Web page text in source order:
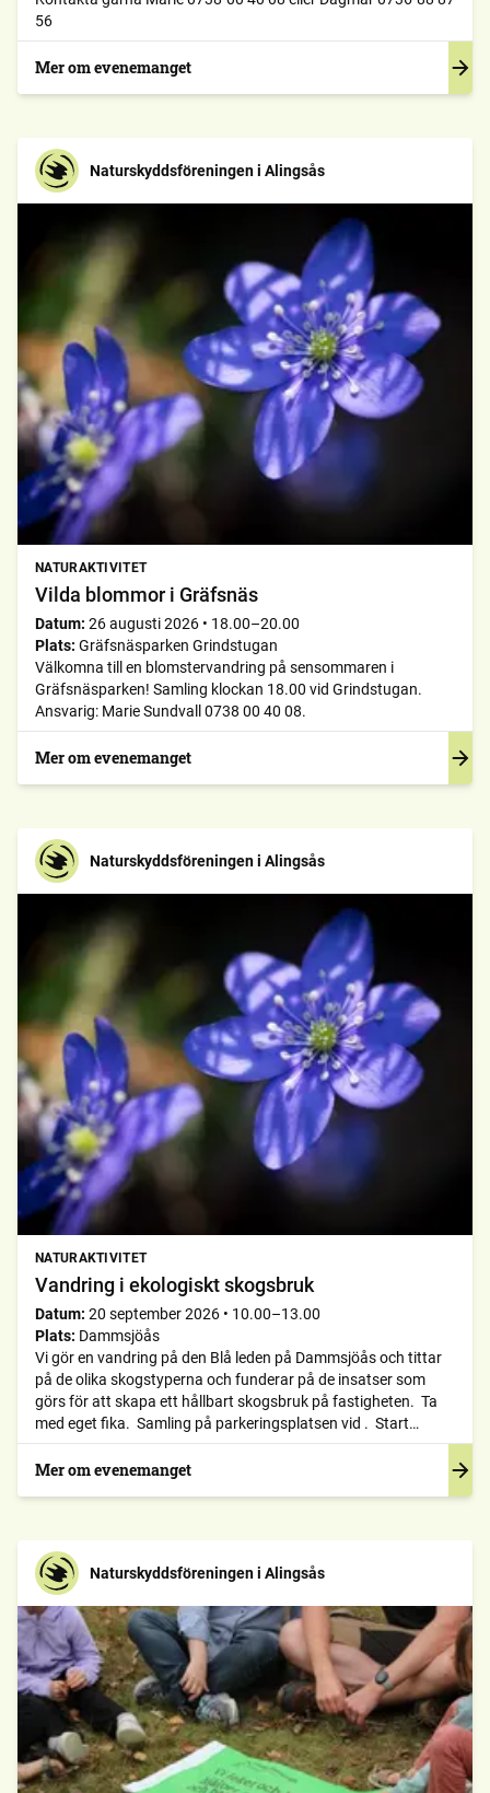
56
Mer om evenemanget
Naturskyddsföreningen i Alingsås
NATURAKTIVITET
Vilda blommor i Gräfsnäs
Datum: 26 augusti 2026 • 18.00–20.00
Plats: Gräfsnäsparken Grindstugan
Välkomna till en blomstervandring på sensommaren i
Gräfsnäsparken! Samling klockan 18.00 vid Grindstugan.
Ansvarig: Marie Sundvall 0738 00 40 08.
Mer om evenemanget
Naturskyddsföreningen i Alingsås
NATURAKTIVITET
Vandring i ekologiskt skogsbruk
Datum: 20 september 2026 • 10.00–13.00
Plats: Dammsjöås
Vi gör en vandring på den Blå leden på Dammsjöås och tittar
på de olika skogstyperna och funderar på de insatser som
görs för att skapa ett hållbart skogsbruk på fastigheten. Ta
med eget fika. Samling på parkeringsplatsen vid . Start
10.00. Slut 1,5 km och tre timmar senare. Ansvarig: Stefan
Bydén 0706-72 20 80
Mer om evenemanget
Naturskyddsföreningen i Alingsås